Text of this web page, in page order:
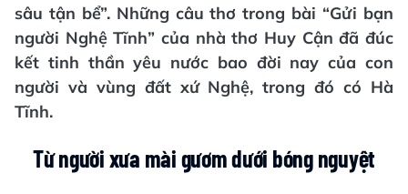
sâu tận bể”. Những câu thơ trong bài “Gửi bạn
người Nghệ Tĩnh” của nhà thơ Huy Cận đã đúc
kết tinh thần yêu nước bao đời nay của con
người và vùng đất xứ Nghệ, trong đó có Hà
Tĩnh.
Từ người xưa mài gươm dưới bóng nguyệt